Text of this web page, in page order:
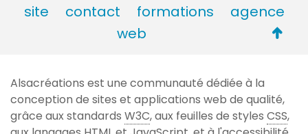
site
contact formations
agence
web
de
page
Alsacréations est une communauté dédiée à la
conception de sites et applications web de qualité,
grâce aux standards W3C, aux feuilles de styles CSS,